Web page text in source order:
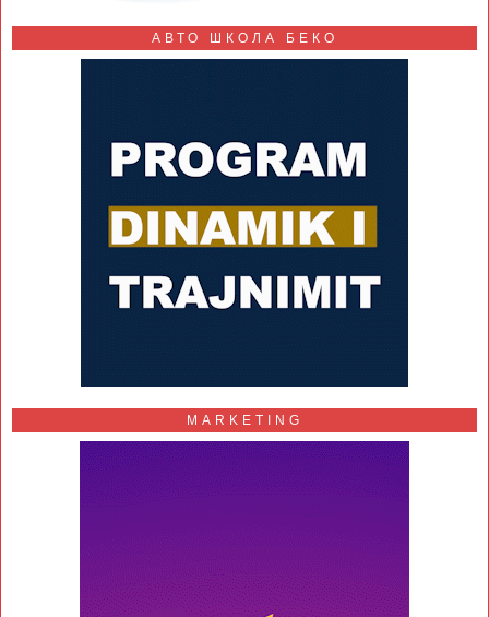
АВТО ШКОЛА БЕКО
MARKETING